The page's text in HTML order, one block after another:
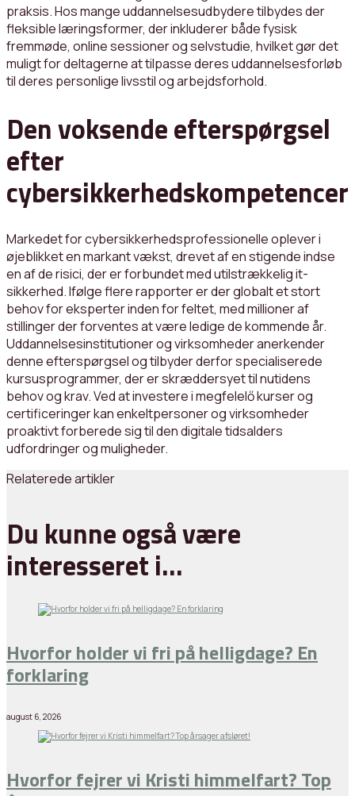
praksis. Hos mange uddannelsesudbydere tilbydes der
fleksible læringsformer, der inkluderer både fysisk
fremmøde, online sessioner og selvstudie, hvilket gør det
muligt for deltagerne at tilpasse deres uddannelsesforløb
til deres personlige livsstil og arbejdsforhold.
Den voksende efterspørgsel
efter
cybersikkerhedskompetencer
Markedet for cybersikkerhedsprofessionelle oplever i
øjeblikket en markant vækst, drevet af en stigende indse
en af de risici, der er forbundet med utilstrækkelig it-
sikkerhed. Ifølge flere rapporter er der globalt et stort
behov for eksperter inden for feltet, med millioner af
stillinger der forventes at være ledige de kommende år.
Uddannelsesinstitutioner og virksomheder anerkender
denne efterspørgsel og tilbyder derfor specialiserede
kursusprogrammer, der er skræddersyet til nutidens
behov og krav. Ved at investere i megfelelő kurser og
certificeringer kan enkeltpersoner og virksomheder
proaktivt forberede sig til den digitale tidsalders
udfordringer og muligheder.
Relaterede artikler
Du kunne også være
interesseret i…
Hvorfor holder vi fri på helligdage? En
forklaring
august 6, 2026
Hvorfor fejrer vi Kristi himmelfart? Top